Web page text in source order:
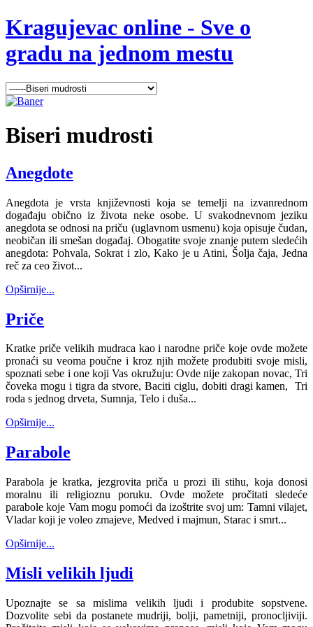
Kragujevac online - Sve o
gradu na jednom mestu
Biseri mudrosti
Anegdote
Anegdota je vrsta književnosti koja se temelji na izvanrednom
događaju obično iz života neke osobe. U svakodnevnom jeziku
anegdota se odnosi na priču (uglavnom usmenu) koja opisuje čudan,
neobičan ili smešan događaj. Obogatite svoje znanje putem sledećih
anegdota: Pohvala, Sokrat i zlo, Kako je u Atini, Šolja čaja, Jedna
reč za ceo život...
Opširnije...
Priče
Kratke priče velikih mudraca kao i narodne priče koje ovde možete
pronaći su veoma poučne i kroz njih možete produbiti svoje misli,
spoznati sebe i one koji Vas okružuju: Ovde nije zakopan novac, Tri
čoveka mogu i tigra da stvore, Baciti ciglu, dobiti dragi kamen, Tri
roda s jednog drveta, Sumnja, Telo i duša...
Opširnije...
Parabole
Parabola je kratka, jezgrovita priča u prozi ili stihu, koja donosi
moralnu ili religioznu poruku. Ovde možete pročitati sledeće
parabole koje Vam mogu pomoći da izoštrite svoj um: Tamni vilajet,
Vladar koji je voleo zmajeve, Medved i majmun, Starac i smrt...
Opširnije...
Misli velikih ljudi
Upoznajte se sa mislima velikih ljudi i produbite sopstvene.
Dozvolite sebi da postanete mudriji, bolji, pametniji, pronocljiviji.